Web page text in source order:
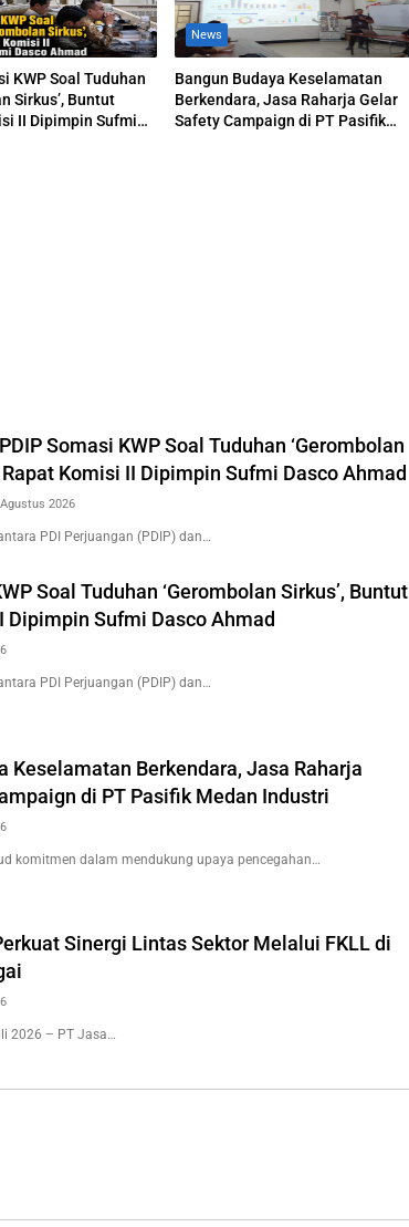
KWP Soal Tuduhan
Sirkus’, Buntut
II Dipimpin Sufmi
News
Bangun Budaya Keselamatan
Berkendara, Jasa Raharja Gelar
Safety Campaign di PT Pasifik
Somasi KWP Soal Tuduhan ‘Gerombolan
Rapat Komisi II Dipimpin Sufmi Dasco Ahmad
2026
PDI Perjuangan (PDIP) dan…
Soal Tuduhan ‘Gerombolan Sirkus’, Buntut
Dipimpin Sufmi Dasco Ahmad
PDI Perjuangan (PDIP) dan…
Keselamatan Berkendara, Jasa Raharja
di PT Pasifik Medan Industri
komitmen dalam mendukung upaya pencegahan…
Sinergi Lintas Sektor Melalui FKLL di
2026 – PT Jasa…